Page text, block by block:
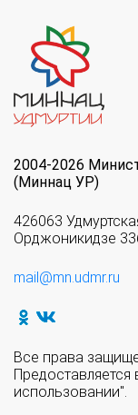
2004-2026
(Миннац УР)
426063
Орджоникидзе
mail@mn.udmr.ru
Все права
использовании".